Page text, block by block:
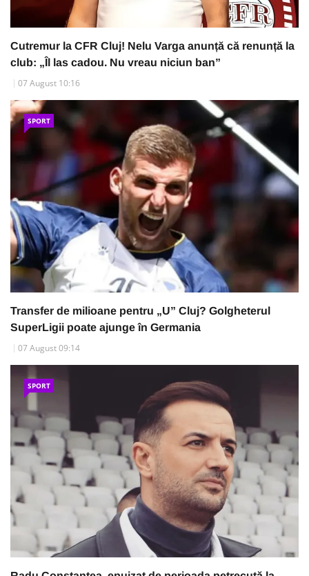
Cutremur la CFR Cluj! Nelu Varga anunță că renunță la
club: „Îl las cadou. Nu vreau niciun ban”
07 August 10:16
SPORT
Transfer de milioane pentru „U” Cluj? Golgheterul
SuperLigii poate ajunge în Germania
07 August 09:14
SPORT